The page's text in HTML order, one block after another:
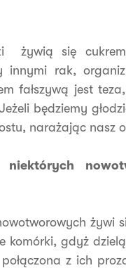
żywią się
innymi rak,
fałszywą jest
będziemy
narażając nasz
niektórych
żywi
komórki, gdyż
z ich